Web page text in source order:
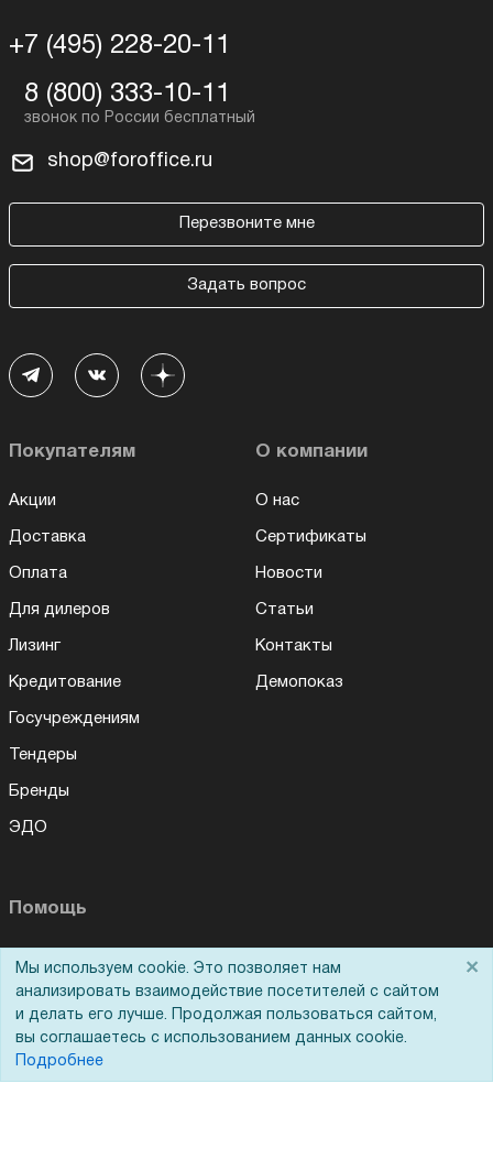
+7 (495) 228-20-11
8 (800) 333-10-11
shop@foroffice.ru
Перезвоните мне
Задать вопрос
Покупателям
Акции
Доставка
Оплата
Для дилеров
Лизинг
Кредитование
Госучреждениям
Тендеры
Бренды
ЭДО
О компании
О нас
Сертификаты
Новости
Статьи
Контакты
Демопоказ
Помощь
Вопрос-ответ
Реквизиты
Гарантии и возврат
Сервисный центр
Мы используем cookie. Это позволяет нам
анализировать взаимодействие посетителей с сайтом
и делать его лучше. Продолжая пользоваться сайтом,
вы соглашаетесь с использованием данных cookie.
Подробнее
×